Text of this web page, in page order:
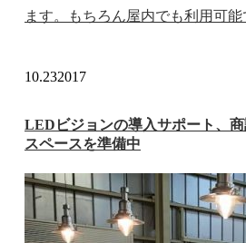
ます。もちろん屋内でも利用可能
10.232017
LEDビジョンの導入サポート、
スペースを準備中